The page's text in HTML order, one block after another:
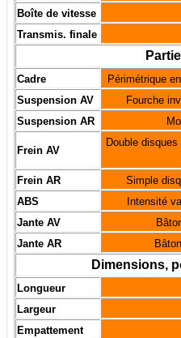
Boîte de vitesse
Transmis. finale
Cadre
Périmétrique
Suspension AV
Fourche
Suspension AR
Frein AV
Double
Frein AR
Simple
ABS
Intensité
Jante AV
Jante AR
Dimensions,
Longueur
Largeur
Empattement